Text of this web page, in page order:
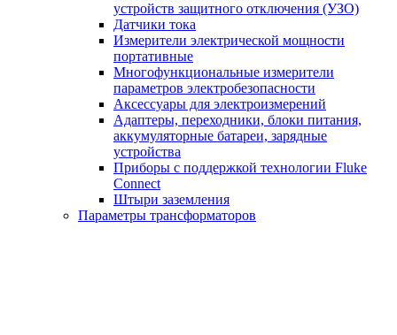
устройств защитного отключения (УЗО)
Датчики тока
Измерители электрической мощности
портативные
Многофункциональные измерители
параметров электробезопасности
Аксессуары для электроизмерений
Адаптеры, переходники, блоки питания,
аккумуляторные батареи, зарядные
устройства
Приборы с поддержкой технологии Fluke
Connect
Штыри заземления
Параметры трансформаторов